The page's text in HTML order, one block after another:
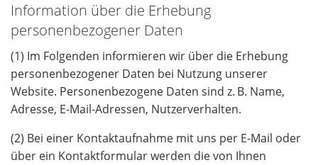
Information über die Erhebung
personenbezogener Daten
(1) Im Folgenden informieren wir über die Erhebung
personenbezogener Daten bei Nutzung unserer
Website. Personenbezogene Daten sind z. B. Name,
Adresse, E-Mail-Adressen, Nutzerverhalten.
(2) Bei einer Kontaktaufnahme mit uns per E-Mail oder
über ein Kontaktformular werden die von Ihnen